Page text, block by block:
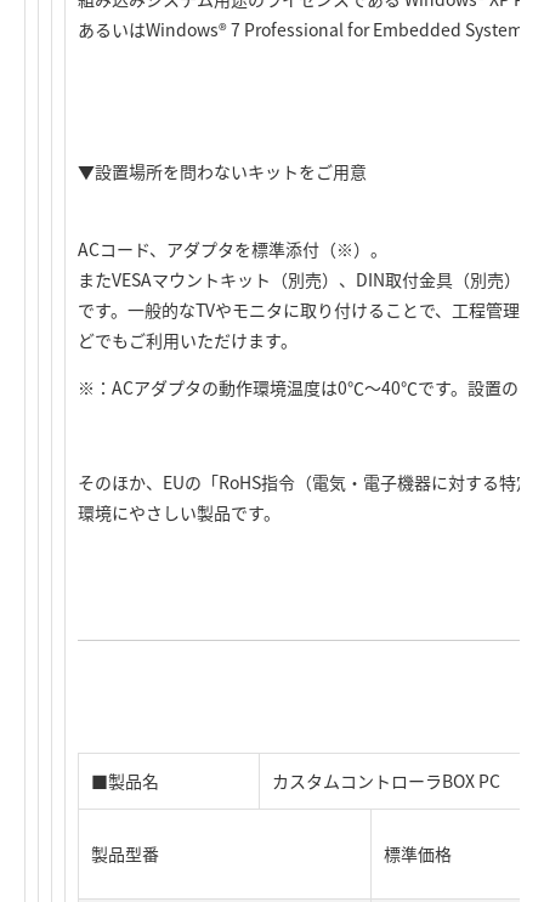
あるいはWindows® 7 Professional for Embedded Systems
▼設置場所を問わないキットをご用意
ACコード、アダプタを標準添付（※）。
またVESAマウントキット（別売）、DIN取付金具（別売）
です。一般的なTVやモニタに取り付けることで、工程管理
どでもご利用いただけます。
※：ACアダプタの動作環境温度は0℃～40℃です。設置の際
そのほか、EUの「RoHS指令（電気・電子機器に対する特
環境にやさしい製品です。
■製品名 カスタムコントローラBOX PC
製品型番 標準価格